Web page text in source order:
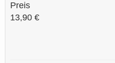
Preis
13,90 €